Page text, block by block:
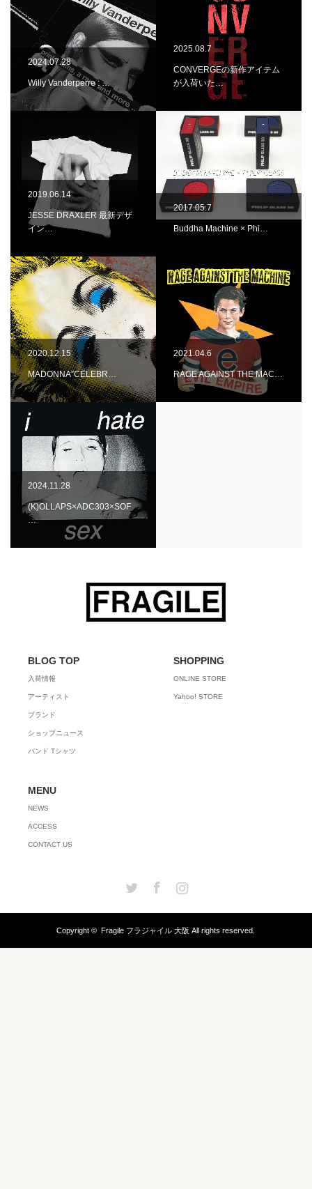
2024.07.28
Willy Vanderperre : …
2025.08.7
CONVERGEの新作アイテム
が入荷いた…
2019.06.14
JESSE DRAXLER 最新デザ
イン…
2017.05.7
Buddha Machine × Phi…
2020.12.15
MADONNA”CELEBR…
2021.04.6
RAGE AGAINST THE MAC…
2024.11.28
(K)OLLAPS×ADC303×SOF
…
BLOG TOP
入荷情報
アーティスト
ブランド
ショップニュース
バンド Tシャツ
SHOPPING
ONLINE STORE
Yahoo! STORE
MENU
NEWS
ACCESS
CONTACT US
Twitter Facebook
Copyright ©Fragile フラジャイル 大阪 All rights reserved.